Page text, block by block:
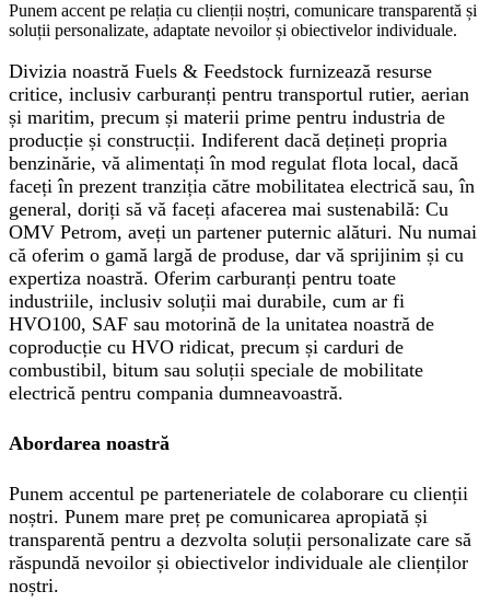
Punem accent pe relația cu clienții noștri, comunicare transparentă și
soluții personalizate, adaptate nevoilor și obiectivelor individuale.
Divizia noastră Fuels & Feedstock furnizează resurse
critice, inclusiv carburanți pentru transportul rutier, aerian
și maritim, precum și materii prime pentru industria de
producție și construcții. Indiferent dacă dețineți propria
benzinărie, vă alimentați în mod regulat flota local, dacă
faceți în prezent tranziția către mobilitatea electrică sau, în
general, doriți să vă faceți afacerea mai sustenabilă: Cu
OMV Petrom, aveți un partener puternic alături. Nu numai
că oferim o gamă largă de produse, dar vă sprijinim și cu
expertiza noastră. Oferim carburanți pentru toate
industriile, inclusiv soluții mai durabile, cum ar fi
HVO100, SAF sau motorină de la unitatea noastră de
coproducție cu HVO ridicat, precum și carduri de
combustibil, bitum sau soluții speciale de mobilitate
electrică pentru compania dumneavoastră.
Abordarea noastră
Punem accentul pe parteneriatele de colaborare cu clienții
noștri. Punem mare preț pe comunicarea apropiată și
transparentă pentru a dezvolta soluții personalizate care să
răspundă nevoilor și obiectivelor individuale ale clienților
noștri.